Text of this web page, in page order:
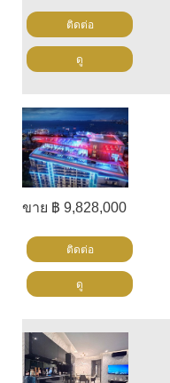
ติดต่อ
ดู
ขาย ฿ 9,828,000
ติดต่อ
ดู